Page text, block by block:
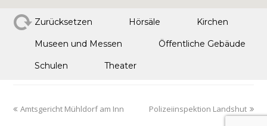
Zurücksetzen Hörsäle Kirchen
Museen und Messen Öffentliche Gebäude
Schulen Theater
Amtsgericht Mühldorf am Inn Polizeiinspektion Landshut